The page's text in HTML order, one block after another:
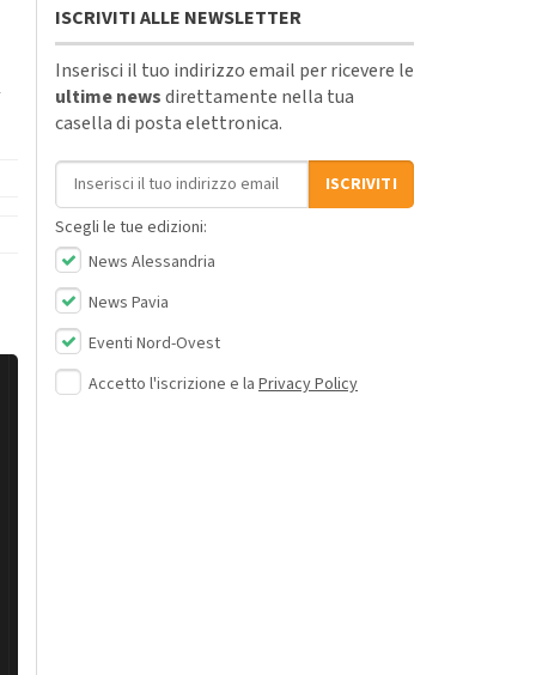
ISCRIVITI ALLE NEWSLETTER
Inserisci il tuo indirizzo email per ricevere le
ultime newsdirettamente nella tua
casella di posta elettronica.
Indirizzo email
ISCRIVITI
Scegli le tue edizioni:
News Alessandria
News Pavia
Eventi Nord-Ovest
Accetto l'iscrizione e la Privacy Policy